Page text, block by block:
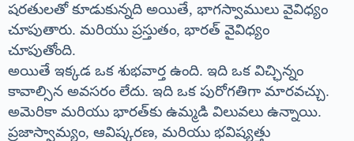
షరతులతో కూడుకున్నది అయితే, భాగస్వాములు వైవిధ్యం
చూపుతారు. మరియు ప్రస్తుతం, భారత్ వైవిధ్యం
చూపుతోంది.
అయితే ఇక్కడ ఒక శుభవార్త ఉంది. ఇది ఒక విచ్ఛిన్నం
కావాల్సిన అవసరం లేదు. ఇది ఒక పురోగతిగా మారవచ్చు.
అమెరికా మరియు భారత్‌కు ఉమ్మడి విలువలు ఉన్నాయి.
ప్రజాస్వామ్యం, ఆవిష్కరణ, మరియు భవిష్యత్తు